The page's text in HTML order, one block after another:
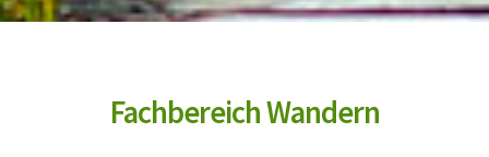
Fachbereich Wandern